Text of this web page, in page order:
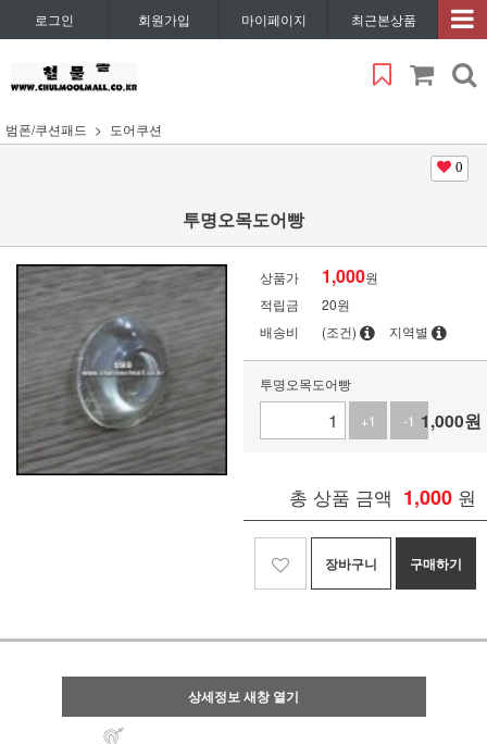
로그인 회원가입 마이페이지 최근본상품
범폰/쿠션패드 도어쿠션
0
투명오목도어빵
상품가 1,000원
적립금
20원
배송비
(조건) 지역별
투명오목도어빵
+1
-1 1,000원
총 상품 금액 1,000 원
장바구니 구매하기
상세정보 새창 열기